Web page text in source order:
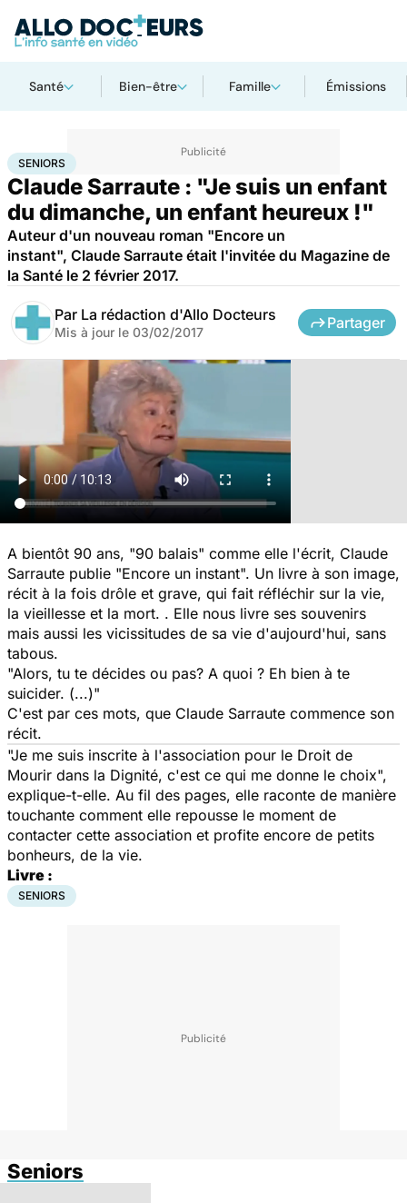
Santé Bien-être Famille Émissions
AccueilSanté
SENIORS
Claude Sarraute : "Je suis un enfant
du dimanche, un enfant heureux !"
Auteur d'un nouveau roman "Encore un
instant", Claude Sarraute était l'invitée du Magazine de
la Santé le 2 février 2017.
Par La rédaction d'Allo Docteurs
Mis à jour le 03/02/2017
Partager
A bientôt 90 ans, "90 balais" comme elle l'écrit, Claude
Sarraute publie "Encore un instant". Un livre à son image,
récit à la fois drôle et grave, qui fait réfléchir sur la vie,
la vieillesse et la mort. . Elle nous livre ses souvenirs
mais aussi les vicissitudes de sa vie d'aujourd'hui, sans
tabous.
"Alors, tu te décides ou pas? A quoi ? Eh bien à te
suicider. (...)"
C'est par ces mots, que Claude Sarraute commence son
récit.
"Je me suis inscrite à l'association pour le Droit de
Mourir dans la Dignité, c'est ce qui me donne le choix",
explique-t-elle. Au fil des pages, elle raconte de manière
touchante comment elle repousse le moment de
contacter cette association et profite encore de petits
bonheurs, de la vie.
Livre :
SENIORS
Seniors